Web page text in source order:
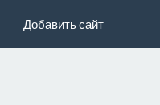
Добавить сайт